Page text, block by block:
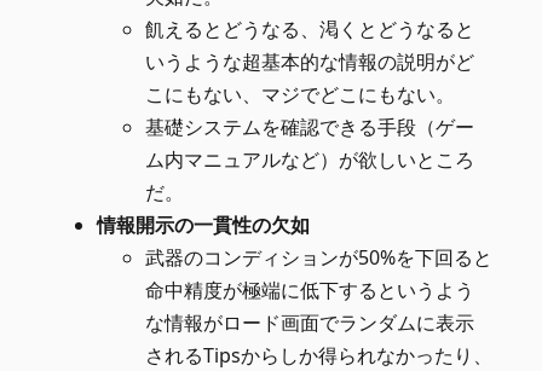
飢えるとどうなる、渇くとどうなると
いうような超基本的な情報の説明がど
こにもない、マジでどこにもない。
基礎システムを確認できる手段（ゲー
ム内マニュアルなど）が欲しいところ
だ。
情報開示の一貫性の欠如
武器のコンディションが50%を下回ると
命中精度が極端に低下するというよう
な情報がロード画面でランダムに表示
されるTipsからしか得られなかったり、